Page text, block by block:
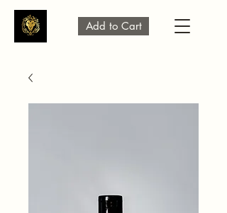
Add to Cart